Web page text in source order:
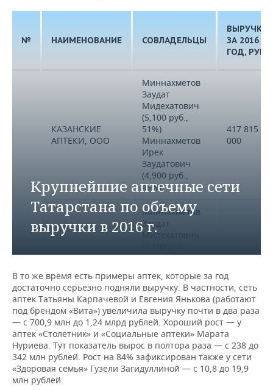
Крупнейшие аптечные сети
Татарстана по объему
выручки в 2016 г.
№ НАИМЕНОВАНИЕ СОВЛАДЕЛЬЦЫ
ВЫРУЧКА
ЗА 2016
ГОД, РУБ.
КАЗАНСКИЕ
АПТЕКИ, ООО
Миннахметов
Заудат
Мидехатович
(5,100 руб.,
51%)
Миннахметов
Ирек
Заудатович
(4,900 руб.,
49%)
417 815
000
Миннахметов
Заудат
Мидехатович
51%)
Ирек
Заудатович
(4,900 руб.,
49%)
394 791
Миннахметов
Заудат
Мидехатович
(5,100 руб.,
В то же время есть примеры аптек, которые за год
достаточно серьезно подняли выручку. В частности, сеть
аптек Татьяны Карпачевой и Евгения Янькова (работают
под брендом «Вита») увеличила выручку почти в два раза
— с 700,9 млн до 1,24 млрд рублей. Хороший рост — у
аптек «Столетник» и «Социальные аптеки» Марата
Нуриева. Тут показатель вырос в полтора раза — с 238 до
342 млн рублей. Рост на 84% зафиксирован также у сети
«Здоровая семья» Гузели Загидуллиной — с 10,8 до 19,9
млн рублей.